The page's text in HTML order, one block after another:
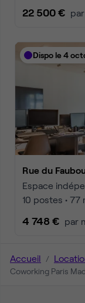
22 500 €
Dispo le 4
Rue du
Espace
10 postes • 77
4 748 € par
Accueil
Coworking Paris